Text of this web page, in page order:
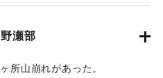
部の水田100余町歩はさながら
）前で被害は軽い見込みであ
22日 朝刊4面】
瀬部
所山崩れがあった。